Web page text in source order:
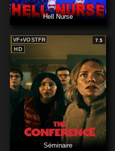
Hell Nurse
HD
VF+VOSTFR 7.5
Séminaire